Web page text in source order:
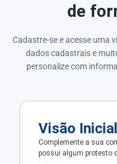
de
Cadastre-se e acesse uma
dados cadastrais e
personalize com
Visão Inicial
Complemente a sua
possui algum protesto